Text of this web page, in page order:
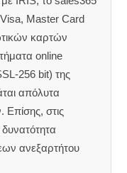
Visa, Master Card
καρτών
online
256 bit) της
απόλυτα
στις
ανεξαρτήτου